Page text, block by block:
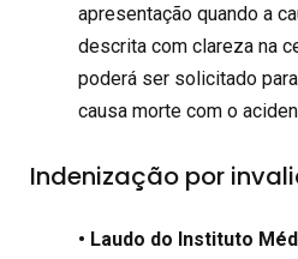
apresentação quando a
descrita com clareza na
poderá ser solicitado
causa morte com o
Indenização por
• Laudo do Instituto